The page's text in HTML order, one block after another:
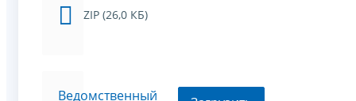
ZIP (26,0 КБ)
Ведомственный